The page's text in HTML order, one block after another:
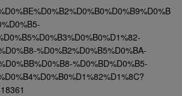
%D0%B2%D0%B5%D0%BA-
%D0%BD%D0%B5-